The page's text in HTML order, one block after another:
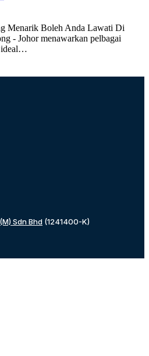
Menarik Boleh Anda Lawati Di
- Johor menawarkan pelbagai
ideal…
Sdn Bhd (1241400-K)